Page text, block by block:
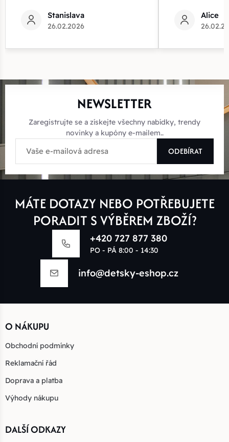
Stanislava
26.02.2026
Alice
NEWSLETTER
Zaregistrujte se a získejte všechny nabídky, trendy
novinky a kupóny e-mailem..
ODEBÍRAT
MÁTE DOTAZY NEBO POTŘEBUJETE
PORADIT S VÝBĚREM ZBOŽÍ?
+420 727 877 380
PO - PÁ 8:00 - 14:30
info@detsky-eshop.cz
O NÁKUPU
Obchodní podmínky
Reklamační řád
Doprava a platba
Výhody nákupu
DALŠÍ ODKAZY